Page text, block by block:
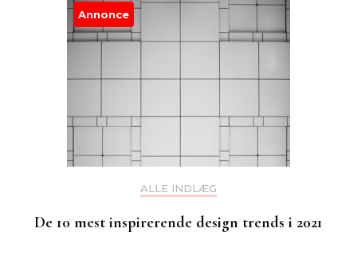
Annonce
ALLE INDLÆG
De 10 mest inspirerende design trends i 2021